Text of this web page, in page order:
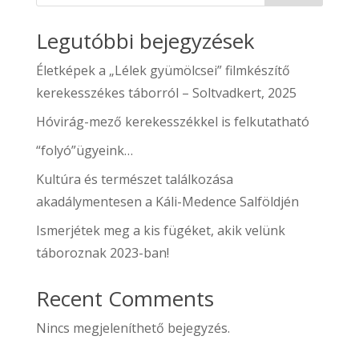
Legutóbbi bejegyzések
Életképek a „Lélek gyümölcsei” filmkészítő
kerekesszékes táborról – Soltvadkert, 2025
Hóvirág-mező kerekesszékkel is felkutatható
“folyó”ügyeink…
Kultúra és természet találkozása
akadálymentesen a Káli-Medence Salföldjén
Ismerjétek meg a kis fügéket, akik velünk
táboroznak 2023-ban!
Recent Comments
Nincs megjeleníthető bejegyzés.